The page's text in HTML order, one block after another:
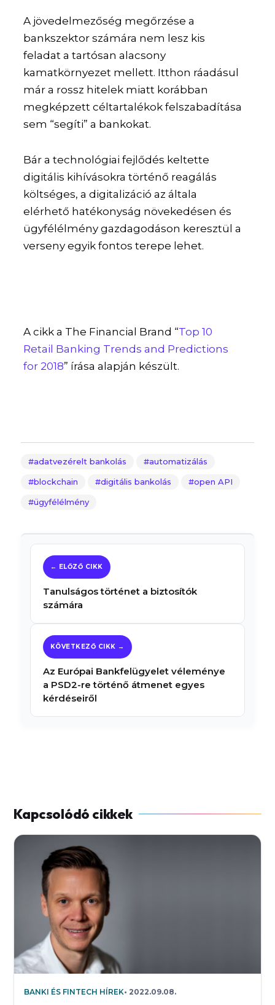
A jövedelmezőség megőrzése a
bankszektor számára nem lesz kis
feladat a tartósan alacsony
kamatkörnyezet mellett. Itthon ráadásul
már a rossz hitelek miatt korábban
megképzett céltartalékok felszabadítása
sem “segíti” a bankokat.
Bár a technológiai fejlődés keltette
digitális kihívásokra történő reagálás
költséges, a digitalizáció az általa
elérhető hatékonyság növekedésen és
ügyfélélmény gazdagodáson keresztül a
verseny egyik fontos terepe lehet.
A cikk a The Financial Brand “Top 10
Retail Banking Trends and Predictions
for 2018” írása alapján készült.
adatvezérelt bankolás automatizálás
blockchain digitális bankolás open API
ügyfélélmény
Tanulságos történet a biztosítók
számára
Az Európai Bankfelügyelet véleménye
a PSD2-re történő átmenet egyes
kérdéseiről
BANKI ÉS FINTECH HÍREK 2022.09.08.